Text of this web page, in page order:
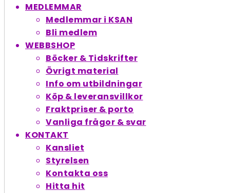
MEDLEMMAR
Medlemmar i KSAN
Bli medlem
WEBBSHOP
Böcker & Tidskrifter
Övrigt material
Info om utbildningar
Köp & leveransvillkor
Fraktpriser & porto
Vanliga frågor & svar
KONTAKT
Kansliet
Styrelsen
Kontakta oss
Hitta hit